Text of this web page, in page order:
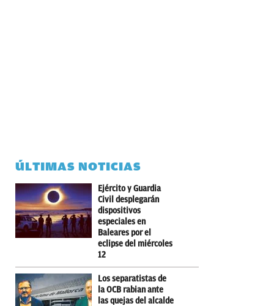
ÚLTIMAS NOTICIAS
Ejército y Guardia
Civil desplegarán
dispositivos
especiales en
Baleares por el
eclipse del miércoles
12
Los separatistas de
la OCB rabian ante
las quejas del alcalde